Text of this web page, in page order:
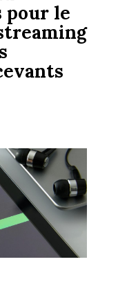
pour le